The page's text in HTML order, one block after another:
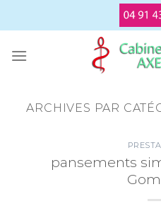
ARCHIVES PAR
pansements